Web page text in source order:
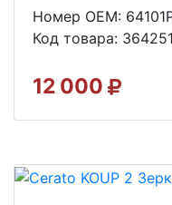
Номер OEM:
Код товара:
12 000